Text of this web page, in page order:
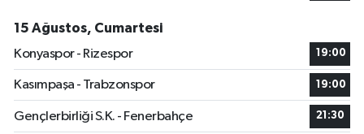
15 Ağustos, Cumartesi
Konyaspor - Rizespor
19:00
Kasımpaşa - Trabzonspor 19:00
Gençlerbirliği S.K. - Fenerbahçe 21:30